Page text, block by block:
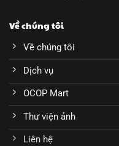
Về chúng tôi
Về chúng tôi
Dịch vụ
OCOP Mart
Thư viện ảnh
Liên hệ